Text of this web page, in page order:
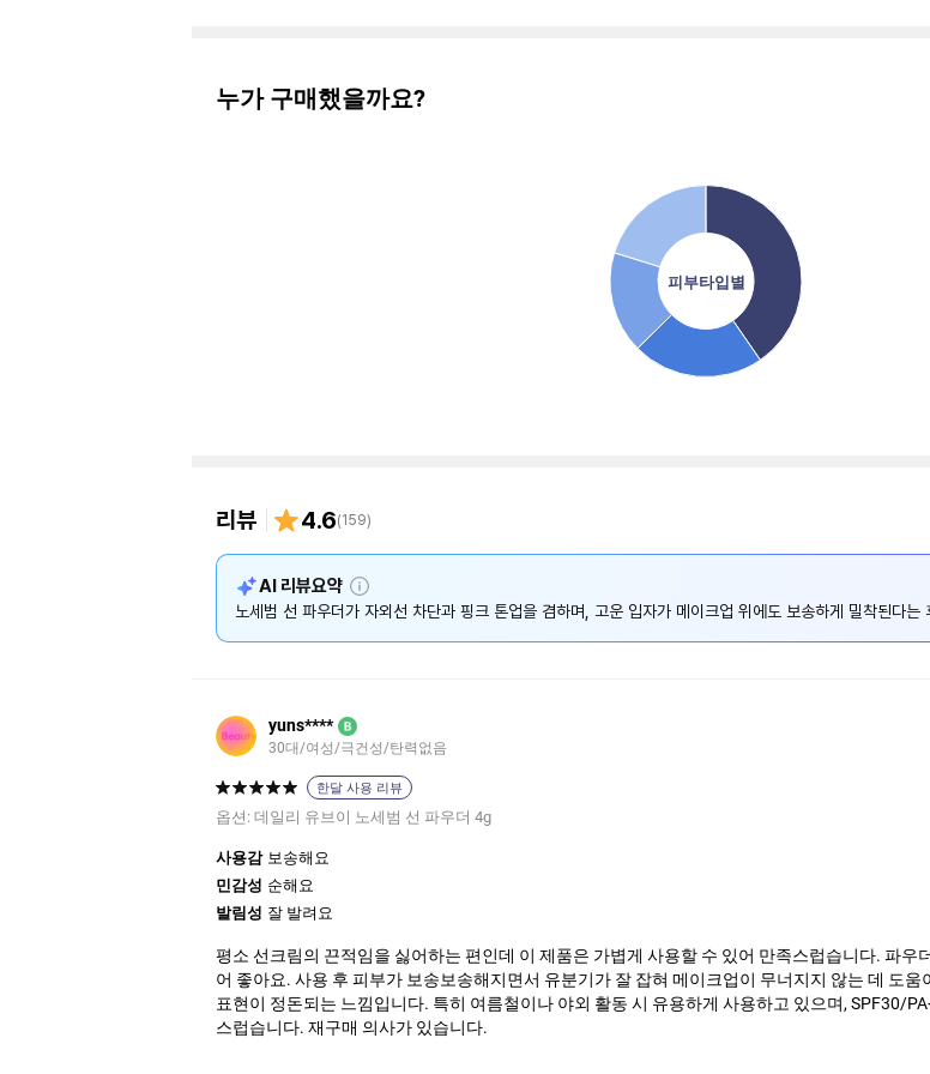
누가 구매했을까요?
피부타입별
리뷰 4.6(159)
AI 리뷰요약 설
명
노세범 선 파우더가 자외선 차단과 핑크 톤업을 겸하며, 고운 입자가 메이크업 위에도 보송하게 밀착된다는
yuns**** B
30대/여성/극건성/탄력없음
한달 사용 리뷰
옵션: 데일리 유브이 노세범 선 파우더 4g
사용감 보송해요
민감성 순해요
발림성 잘 발려요
평소 선크림의 끈적임을 싫어하는 편인데 이 제품은 가볍게 사용할 수 있어 만족스럽습니다. 파우
어 좋아요. 사용 후 피부가 보송보송해지면서 유분기가 잘 잡혀 메이크업이 무너지지 않는 데 도
표현이 정돈되는 느낌입니다. 특히 여름철이나 야외 활동 시 유용하게 사용하고 있으며, SPF30/
스럽습니다. 재구매 의사가 있습니다.